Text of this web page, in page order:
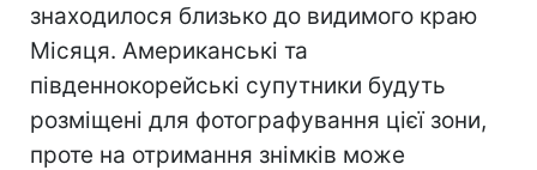
знаходилося близько до видимого краю
Місяця. Американські та
південнокорейські супутники будуть
розміщені для фотографування цієї зони,
проте на отримання знімків може